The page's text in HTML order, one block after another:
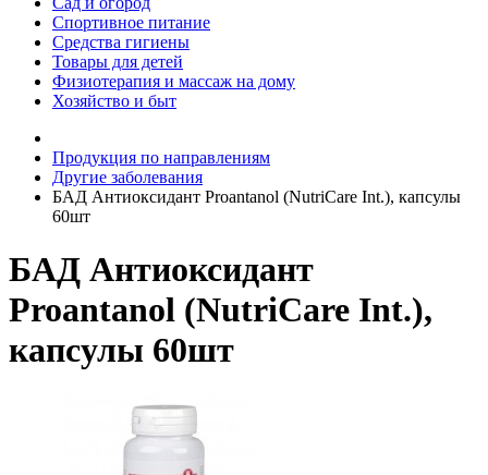
Спортивное питание
Средства гигиены
Товары для детей
Физиотерапия и массаж на дому
Хозяйство и быт
Продукция по направлениям
Другие заболевания
БАД Антиоксидант Proantanol (NutriCare Int.), капсулы
60шт
БАД Антиоксидант
Proantanol (NutriCare Int.),
капсулы 60шт